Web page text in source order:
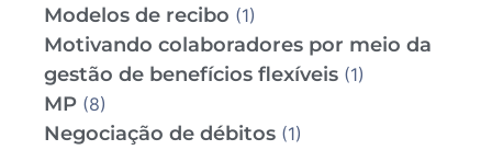
Modelos de recibo (1)
Motivando colaboradores por meio da
gestão de benefícios flexíveis (1)
MP (8)
Negociação de débitos (1)